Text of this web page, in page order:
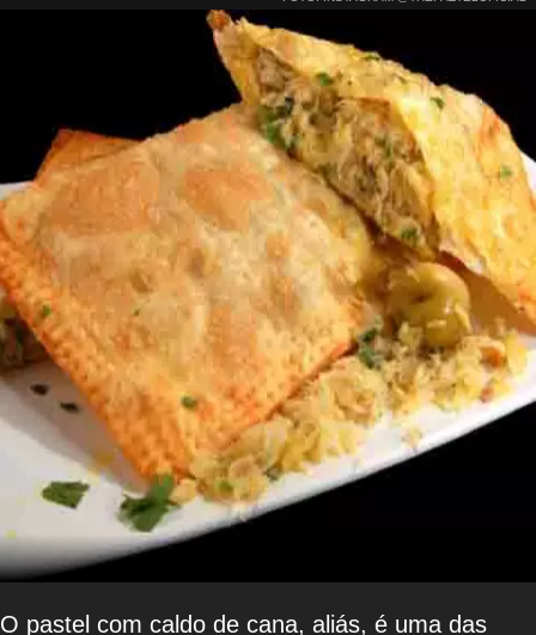
O pastel com caldo de cana, aliás, é uma das